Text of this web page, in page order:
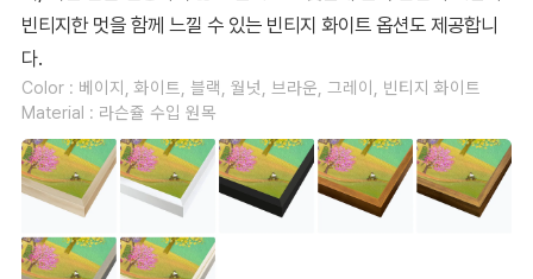
빈티지한 멋을 함께 느낄 수 있는 빈티지 화이트 옵션도 제공합니
다.
Color : 베이지, 화이트, 블랙, 월넛, 브라운, 그레이, 빈티지 화이트
Material : 라슨쥴 수입 원목